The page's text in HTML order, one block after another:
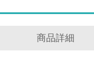
商品詳細